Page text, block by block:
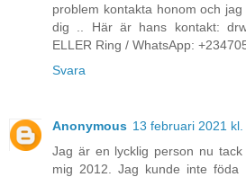
problem kontakta honom och
dig .. Här är hans kontakt:
ELLER Ring / WhatsApp:
Svara
Anonymous 13 februari 2021 kl.
Jag är en lycklig person nu
mig 2012. Jag kunde inte